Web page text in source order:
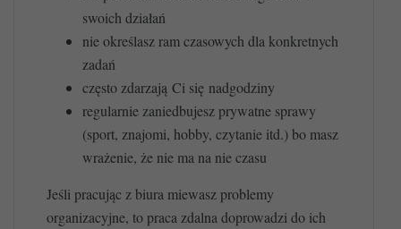
swoich działań
nie określasz ram czasowych dla konkretnych
zadań
często zdarzają Ci się nadgodziny
regularnie zaniedbujesz prywatne sprawy
(sport, znajomi, hobby, czytanie itd.) bo masz
wrażenie, że nie ma na nie czasu
Jeśli pracując z biura miewasz problemy
organizacyjne, to praca zdalna doprowadzi do ich